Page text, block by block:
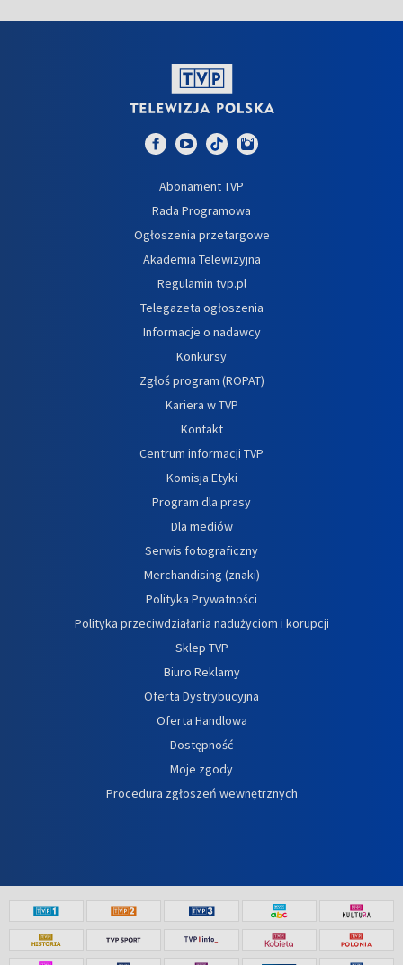
Abonament TVP
Rada Programowa
Ogłoszenia przetargowe
Akademia Telewizyjna
Regulamin tvp.pl
Telegazeta ogłoszenia
Informacje o nadawcy
Konkursy
Zgłoś program (ROPAT)
Kariera w TVP
Kontakt
Centrum informacji TVP
Komisja Etyki
Program dla prasy
Dla mediów
Serwis fotograficzny
Merchandising (znaki)
Polityka Prywatności
Polityka przeciwdziałania nadużyciom i korupcji
Sklep TVP
Biuro Reklamy
Oferta Dystrybucyjna
Oferta Handlowa
Dostępność
Moje zgody
Procedura zgłoszeń wewnętrznych